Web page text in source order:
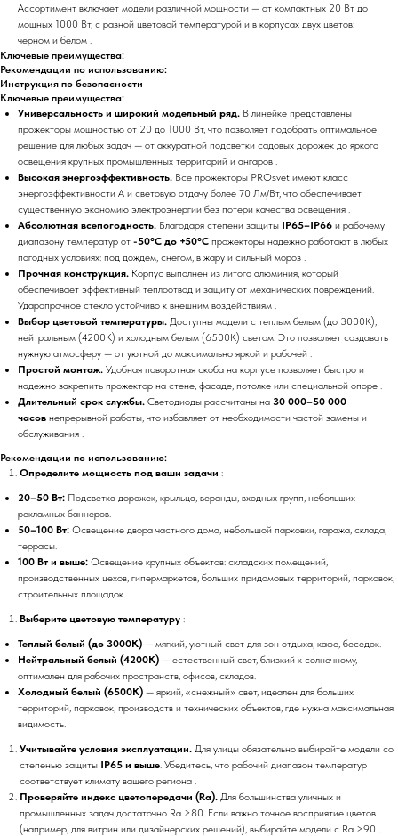
Ассортимент включает модели различной мощности — от компактных 20 Вт до
мощных 1000 Вт, с разной цветовой температурой и в корпусах двух цветов:
черном и белом .
Ключевые преимущества:
Рекомендации по использованию:
Инструкция по безопасности
Ключевые преимущества:
Универсальность и широкий модельный ряд. В линейке представлены
прожекторы мощностью от 20 до 1000 Вт, что позволяет подобрать оптимальное
решение для любых задач — от аккуратной подсветки садовых дорожек до яркого
освещения крупных промышленных территорий и ангаров .
Высокая энергоэффективность. Все прожекторы PROsvet имеют класс
энергоэффективности А и световую отдачу более 70 Лм/Вт, что обеспечивает
существенную экономию электроэнергии без потери качества освещения .
Абсолютная всепогодность. Благодаря степени защиты IP65–IP66 и рабочему
диапазону температур от -50°C до +50°C прожекторы надежно работают в любых
погодных условиях: под дождем, снегом, в жару и сильный мороз .
Прочная конструкция. Корпус выполнен из литого алюминия, который
обеспечивает эффективный теплоотвод и защиту от механических повреждений.
Ударопрочное стекло устойчиво к внешним воздействиям .
Выбор цветовой температуры. Доступны модели с теплым белым (до 3000К),
нейтральным (4200К) и холодным белым (6500К) светом. Это позволяет создавать
нужную атмосферу — от уютной до максимально яркой и рабочей .
Простой монтаж. Удобная поворотная скоба на корпусе позволяет быстро и
надежно закрепить прожектор на стене, фасаде, потолке или специальной опоре .
Длительный срок службы. Светодиоды рассчитаны на 30 000–50 000
часов непрерывной работы, что избавляет от необходимости частой замены и
обслуживания .
Рекомендации по использованию:
Определите мощность под ваши задачи :
20–50 Вт: Подсветка дорожек, крыльца, веранды, входных групп, небольших
рекламных баннеров.
50–100 Вт: Освещение двора частного дома, небольшой парковки, гаража, склада,
террасы.
100 Вт и выше: Освещение крупных объектов: складских помещений,
производственных цехов, гипермаркетов, больших придомовых территорий, парковок,
строительных площадок.
Выберите цветовую температуру :
Теплый белый (до 3000К) — мягкий, уютный свет для зон отдыха, кафе, беседок.
Нейтральный белый (4200К) — естественный свет, близкий к солнечному,
оптимален для рабочих пространств, офисов, складов.
Холодный белый (6500К) — яркий, «снежный» свет, идеален для больших
территорий, парковок, производств и технических объектов, где нужна максимальная
видимость.
Учитывайте условия эксплуатации. Для улицы обязательно выбирайте модели со
степенью защиты IP65 и выше. Убедитесь, что рабочий диапазон температур
соответствует климату вашего региона .
Проверяйте индекс цветопередачи (Ra). Для большинства уличных и
промышленных задач достаточно Ra >80. Если важно точное восприятие цветов
(например, для витрин или дизайнерских решений), выбирайте модели с Ra >90 .